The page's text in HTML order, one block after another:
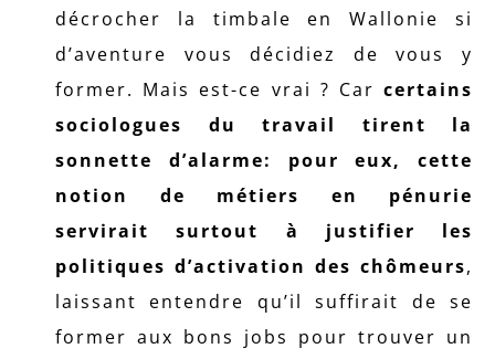
décrocher la timbale en Wallonie si
d’aventure vous décidiez de vous y
former. Mais est-ce vrai ? Car certains
sociologues du travail tirent la
sonnette d’alarme: pour eux, cette
notion de métiers en pénurie
servirait surtout à justifier les
politiques d’activation des chômeurs,
laissant entendre qu’il suffirait de se
former aux bons jobs pour trouver un